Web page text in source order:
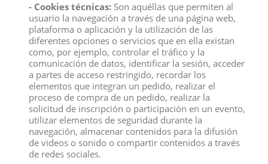
FIGURA SPECTRA VONDERGEIST
Marca: Comansi
99675
Figura Pvc Spectra Vondergeist de 10 cms
- Cookies técnicas: Son aquéllas que permiten al
usuario la navegación a través de una página web,
plataforma o aplicación y la utilización de las
diferentes opciones o servicios que en ella existan
como, por ejemplo, controlar el tráfico y la
comunicación de datos, identificar la sesión, acceder
a partes de acceso restringido, recordar los
elementos que integran un pedido, realizar el
proceso de compra de un pedido, realizar la
solicitud de inscripción o participación en un evento,
utilizar elementos de seguridad durante la
navegación, almacenar contenidos para la difusión
de videos o sonido o compartir contenidos a través
de redes sociales.